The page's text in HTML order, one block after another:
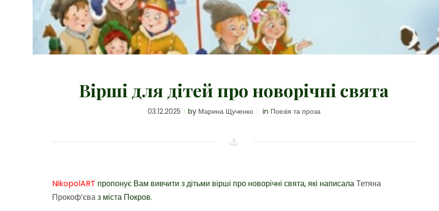
Вірші для дітей про новорічні свята
03.12.2025 by Марина Щученко in Поезія та проза
NikopolART пропонує Вам вивчити з дітьми вірші про новорічні свята, які написалаТетяна
Прокоф’єваз міста Покров.